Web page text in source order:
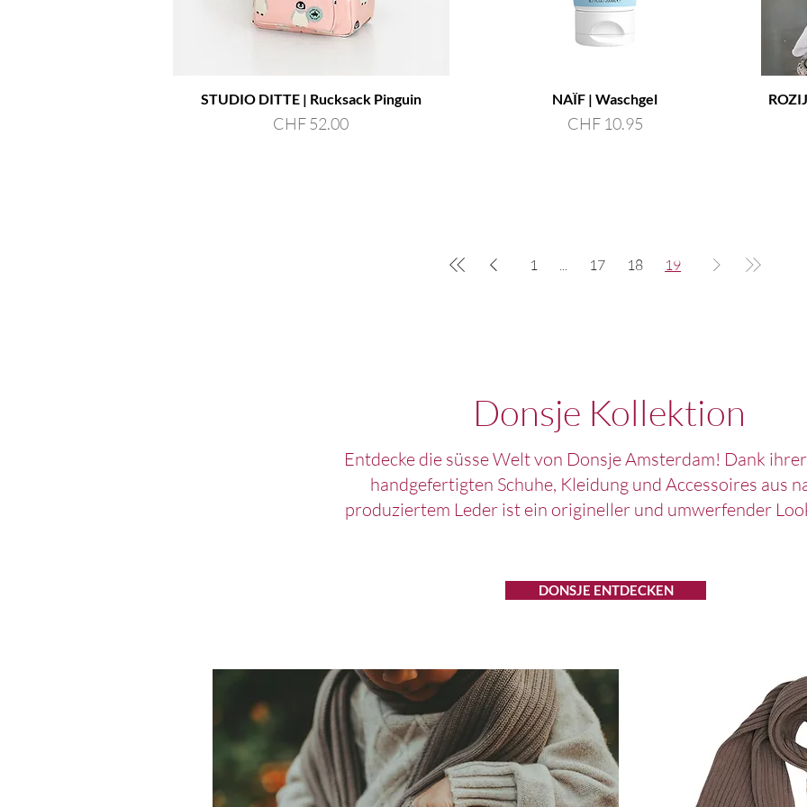
STUDIO DITTE | Rucksack Pinguin
Preis
CHF 52.00
NAÏF | Waschgel
Preis
CHF 10.95
1 ... 17 18 19
Donsje Kollektion
Entdecke die süsse Welt von Donsje Amsterdam! Dank
handgefertigten Schuhe, Kleidung und Accessoires aus
produziertem Leder ist ein origineller und umwerfender
DONSJE ENTDECKEN